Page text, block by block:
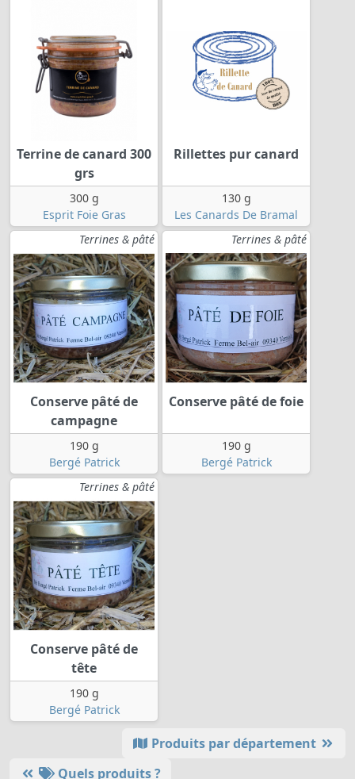
Terrine de canard 300
grs
300 g
Esprit Foie Gras
Rillettes pur canard
130 g
Les Canards De Bramal
Terrines & pâté
Conserve pâté de
campagne
190 g
Bergé Patrick
Terrines & pâté
Conserve pâté de foie
190 g
Bergé Patrick
Terrines & pâté
Conserve pâté de
tête
190 g
Bergé Patrick
Produits par département
Quels produits ?